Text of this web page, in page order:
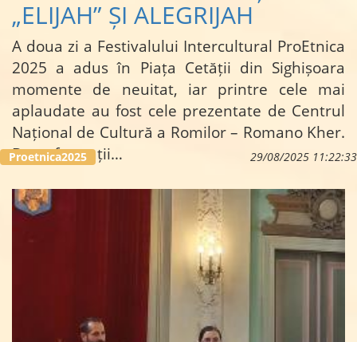
„ELIJAH” ȘI ALEGRIJAH
A doua zi a Festivalului Intercultural ProEtnica
2025 a adus în Piața Cetății din Sighișoara
momente de neuitat, iar printre cele mai
aplaudate au fost cele prezentate de Centrul
Național de Cultură a Romilor – Romano Kher.
Două formații…
29/08/2025 11:22:33
Proetnica2025